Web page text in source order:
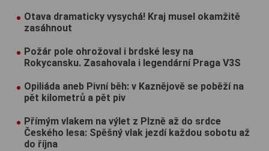
Otava dramaticky vysychá! Kraj musel okamžitě
zasáhnout
Požár pole ohrožoval i brdské lesy na
Rokycansku. Zasahovala i legendární Praga V3S
Opiliáda aneb Pivní běh: v Kaznějově se poběží na
pět kilometrů a pět piv
Přímým vlakem na výlet z Plzně až do srdce
Českého lesa: Spěšný vlak jezdí každou sobotu až
do října